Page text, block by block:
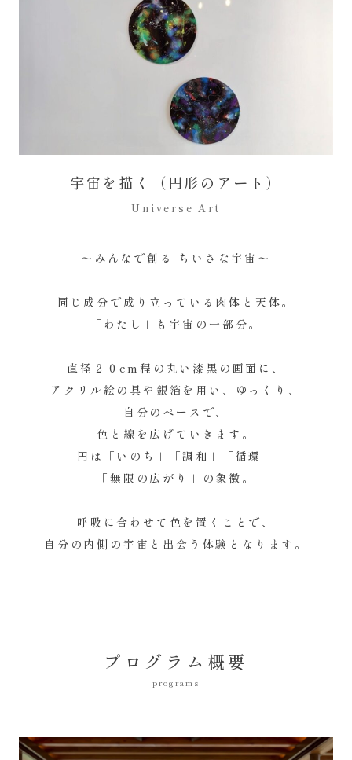
宇宙を描く（円形のアート）
Universe Art
〜みんなで創る ちいさな宇宙〜
同じ成分で成り立っている肉体と天体。
「わたし」も宇宙の一部分。
直径２０cm程の丸い漆黒の画面に、
アクリル絵の具や銀箔を用い、ゆっくり、
自分のペースで、
色と線を広げていきます。
円は「いのち」「調和」「循環」
「無限の広がり」の象徴。
呼吸に合わせて色を置くことで、
自分の内側の宇宙と出会う体験となります。
プログラム概要
programs